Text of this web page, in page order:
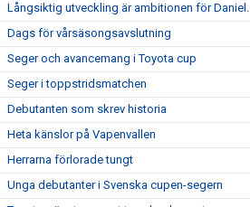
Långsiktig utveckling är ambitionen för Daniel.
Dags för vårsäsongsavslutning
Seger och avancemang i Toyota cup
Seger i toppstridsmatchen
Debutanten som skrev historia
Heta känslor på Vapenvallen
Herrarna förlorade tungt
Unga debutanter i Svenska cupen-segern